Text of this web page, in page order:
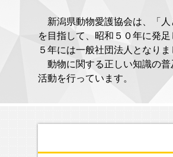
新潟県動物愛護協会は、「人
を目指して、昭和５０年に発
５年には一般社団法人となりま
動物に関する正しい知識の普
活動を行っています。